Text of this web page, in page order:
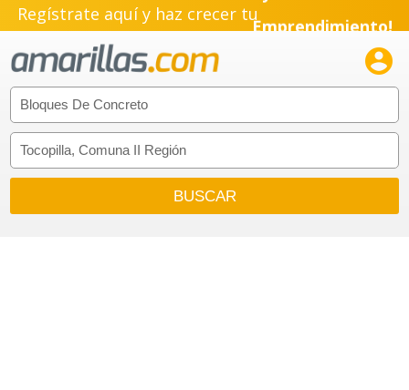
Regístrate aquí y haz crecer tuEmprendimiento!
